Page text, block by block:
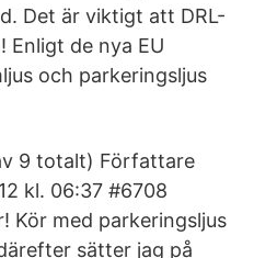
Det är viktigt att DRL-
Enligt de nya EU
och parkeringsljus
9 totalt) Författare
kl. 06:37 #6708
Kör med parkeringsljus
sätter jag på